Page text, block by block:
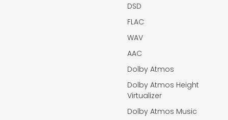
DSD
FLAC
WAV
AAC
Dolby Atmos
Dolby Atmos Height
Virtualizer
Dolby Atmos Music